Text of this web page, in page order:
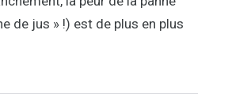
de jus » !) est de plus en plus